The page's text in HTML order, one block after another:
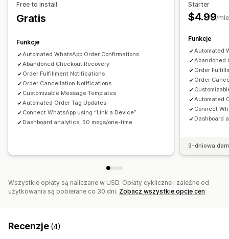
Free to install
Gratis
Funkcje
Automated WhatsApp Order Confirmations
Abandoned Checkout Recovery
Order Fulfillment Notifications
Order Cancellation Notifications
Customizable Message Templates
Automated Order Tag Updates
Connect WhatsApp using “Link a Device”
Dashboard analytics, 50 msgs/one-time
Starter
$4.99/
Funkcje
Automated
Abandoned
Order
Order
Automated
Connect
Dashboard
3-dniowa
Wszystkie opłaty są naliczane w USD. Opłaty cykliczne i zależne od
użytkowania są pobierane co 30 dni. Zobacz wszystkie opcje cen
Recenzje (4)